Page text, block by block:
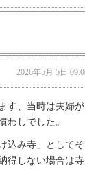
2026年5月 5日
す、当時は夫婦が
わしでした。
込み寺」としてそ
得しない場合は寺